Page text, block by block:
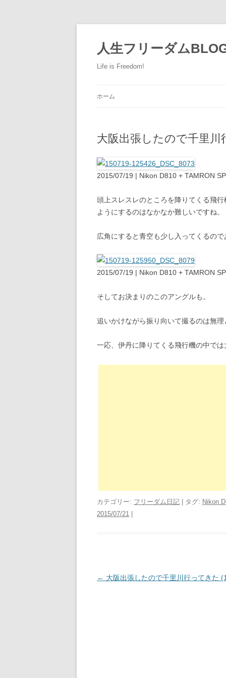
人生フリーダム
Life is Freedom!
ホーム
大阪出張したので千里川
2015/07/19 | Nikon D810 + TAMRON
頭上スレスレのところを降りてくる飛
ようにするのはなかなか難しいですね。
広角にすると青空も少し入ってくるの
2015/07/19 | Nikon D810 + TAMRON
そしてお決まりのこのアングルも。
追いかけながら振り向いて撮るのは無
一応、伊丹に降りてくる飛行機の中で
カテゴリー: フリーダム日記 | タグ: Nikon
2015/07/21
投
← 大阪出張したので千里川行ってきた